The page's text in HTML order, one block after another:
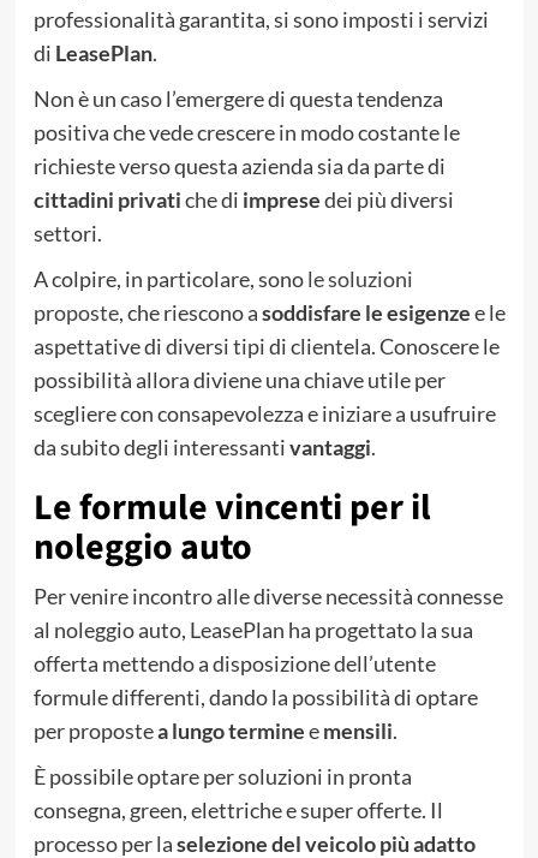
professionalità garantita, si sono imposti i servizi
di LeasePlan.
Non è un caso l’emergere di questa tendenza
positiva che vede crescere in modo costante le
richieste verso questa azienda sia da parte di
cittadini privatiche di impresedei più diversi
settori.
A colpire, in particolare, sonole soluzioni
proposte, che riescono asoddisfare le esigenzee le
aspettative di diversi tipi di clientela. Conoscere le
possibilità allora diviene una chiave utile per
scegliere con consapevolezza e iniziare a usufruire
da subito degli interessantivantaggi.
Le formule vincenti per il
noleggio auto
Per venire incontro alle diverse necessità connesse
al noleggio auto, LeasePlan ha progettato la sua
offerta mettendo a disposizione dell’utente
formule differenti, dando la possibilità di optare
per propostea lungo termineemensili.
È possibile optare per soluzioni in pronta
consegna, green, elettriche e super offerte. Il
processo per laselezione del veicolo più adatto